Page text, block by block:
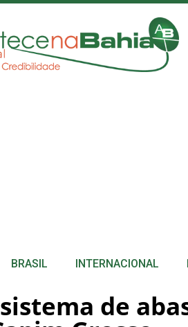
BRASIL INTERNACIONAL
de